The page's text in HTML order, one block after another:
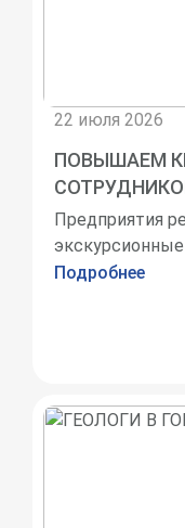
22 июля 2026
ПОВЫШАЕМ
Предприятия
Подробнее